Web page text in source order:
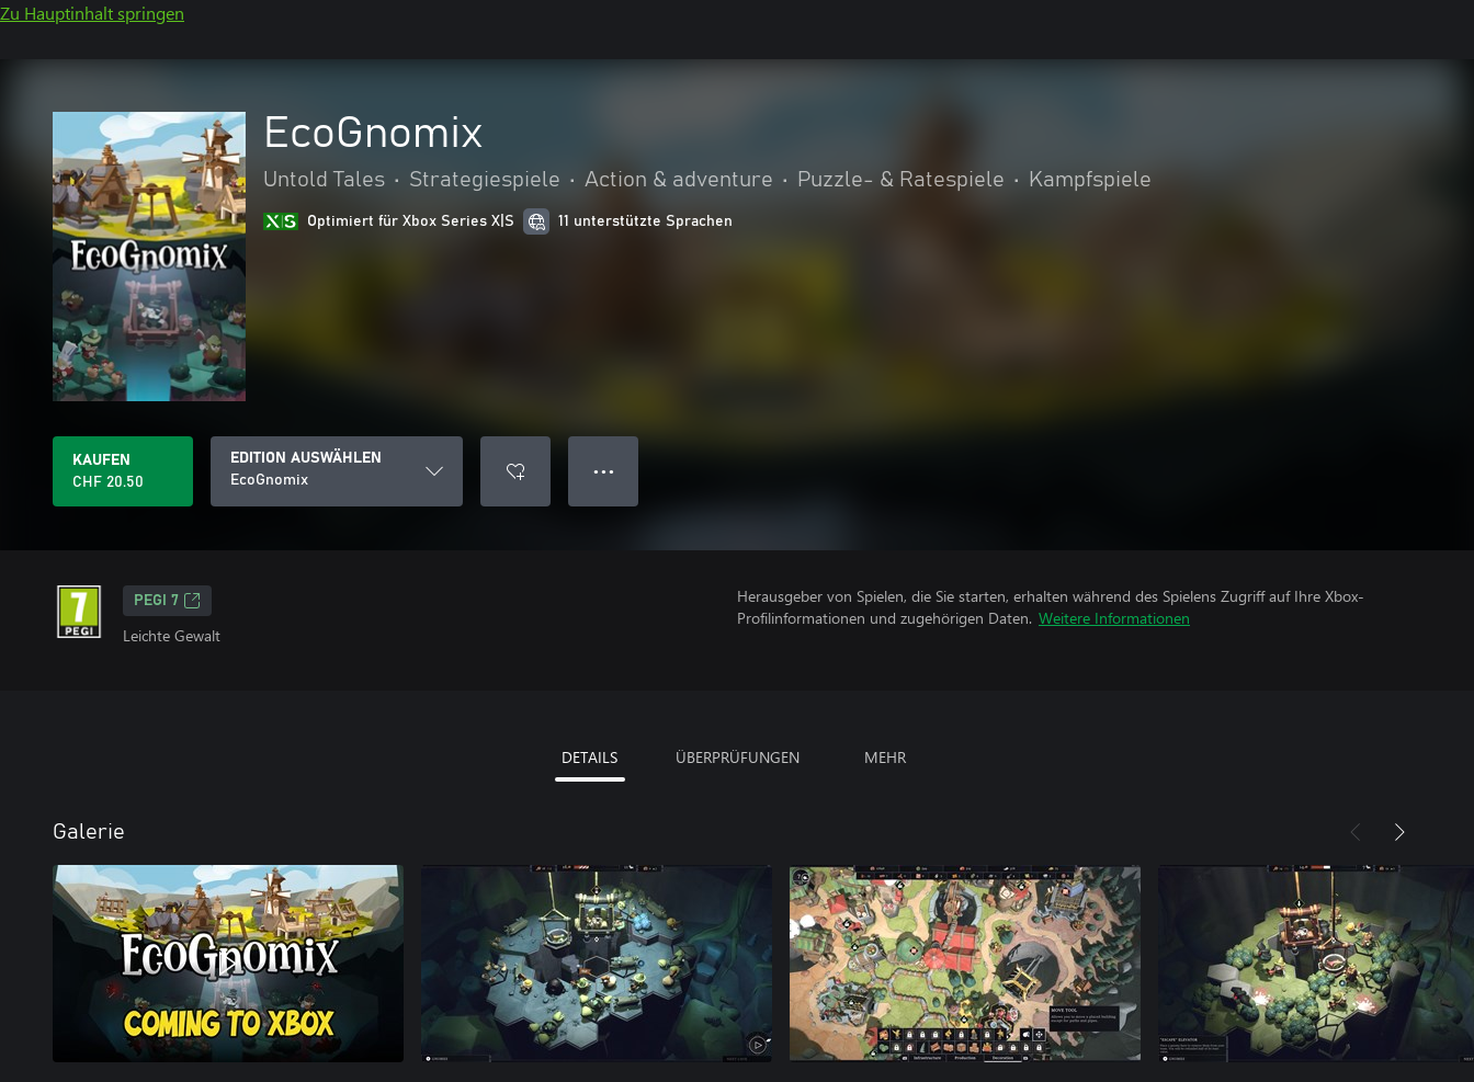
Zu Hauptinhalt springen
EcoGnomix
Untold Tales • Strategiespiele • Action & adventure • Puzzle- & Ratespiele • Kampfspiele
Optimiert für Xbox Series X|S 11 unterstützte Sprachen
KAUFEN
CHF 20.50
EDITION AUSWÄHLEN
EcoGnomix
● ● ●
PEGI 7
Leichte Gewalt
Herausgeber von Spielen, die Sie starten, erhalten während des Spielens Zugriff auf Ihre Xbox-
Profilinformationen und zugehörigen Daten. Weitere Informationen
DETAILS ÜBERPRÜFUNGEN MEHR
Galerie